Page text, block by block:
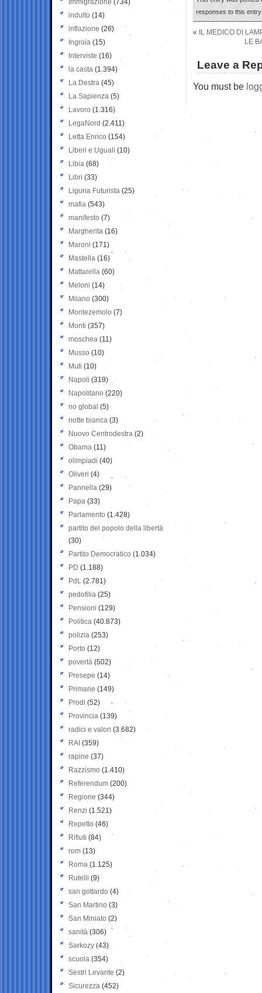
responses to this
«
IL MEDICO DI
LE
Leave a
You must be
Immigrazione (734)
indulto (14)
inflazione (26)
Ingroia (15)
Interviste (16)
la casta (1.394)
La Destra (45)
La Sapienza (5)
Lavoro (1.316)
LegaNord (2.411)
Letta Enrico (154)
Liberi e Uguali (10)
Libia (68)
Libri (33)
Liguria Futurista (25)
mafia (543)
manifesto (7)
Margherita (16)
Maroni (171)
Mastella (16)
Mattarella (60)
Meloni (14)
Milano (300)
Montezemolo (7)
Monti (357)
moschea (11)
Musso (10)
Muti (10)
Napoli (319)
Napolitano (220)
no global (5)
notte bianca (3)
Nuovo Centrodestra (2)
Obama (11)
olimpiadi (40)
Oliveri (4)
Pannella (29)
Papa (33)
Parlamento (1.428)
partito del popolo della libertà
(30)
Partito Democratico (1.034)
PD (1.188)
PdL (2.781)
pedofilia (25)
Pensioni (129)
Politica (40.873)
polizia (253)
Porto (12)
povertà (502)
Presepe (14)
Primarie (149)
Prodi (52)
Provincia (139)
radici e valori (3.682)
RAI (359)
rapine (37)
Razzismo (1.410)
Referendum (200)
Regione (344)
Renzi (1.521)
Repetto (46)
Rifiuti (84)
rom (13)
Roma (1.125)
Rutelli (9)
san gottardo (4)
San Martino (3)
San Miniato (2)
sanità (306)
Sarkozy (43)
scuola (354)
Sestri Levante (2)
Sicurezza (452)